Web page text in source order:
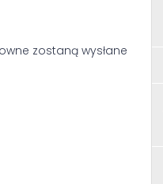
zostaną wysłane